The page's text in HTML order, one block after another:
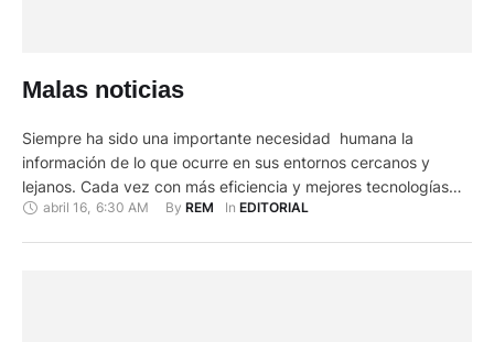
Malas noticias
Siempre ha sido una importante necesidad humana la
información de lo que ocurre en sus entornos cercanos y
lejanos. Cada vez con más eficiencia y mejores tecnologías
los medios de comunicación cumplen con este propósito.
abril 16 6:30 AM By REM In EDITORIAL